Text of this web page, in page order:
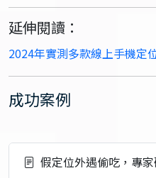
延伸閱讀：
2024年實測多款線上手機定
成功案例
假定位外遇偷吃，專